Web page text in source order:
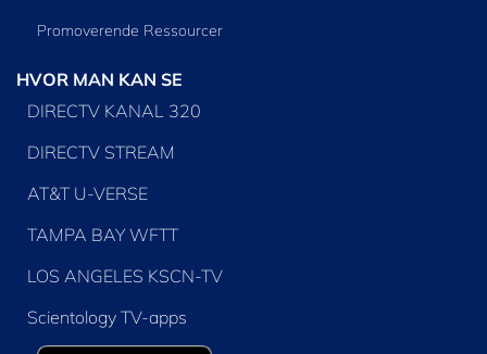
Promoverende Ressourcer
HVOR MAN KAN SE
DIRECTV KANAL 320
DIRECTV STREAM
AT&T U-VERSE
TAMPA BAY WFTT
LOS ANGELES KSCN-TV
Scientology TV-apps